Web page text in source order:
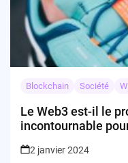
Blockchain Société
Le Web3 est-il le
incontournable
2 janvier 2024